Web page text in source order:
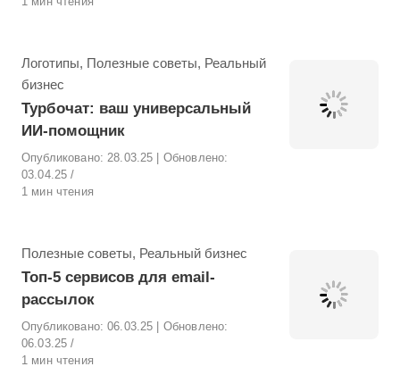
Рубрика
Логотипы, Полезные советы, Реальный
бизнес
Турбочат: ваш универсальный
ИИ-помощник
Опубликовано:28.03.25
| Обновлено:
03.04.25
1 мин чтения
Рубрика
Полезные советы, Реальный бизнес
Топ-5 сервисов для email-
рассылок
Опубликовано:06.03.25
| Обновлено:
06.03.25
1 мин чтения